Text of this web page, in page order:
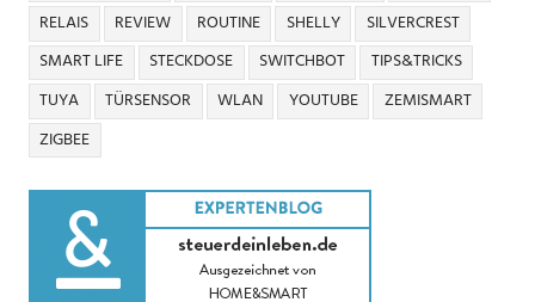
RELAIS
REVIEW ROUTINE SHELLY
SILVERCREST
SMART LIFE
STECKDOSE SWITCHBOT
TIPS&TRICKS
TUYA
TÜRSENSOR WLAN YOUTUBE
ZEMISMART
ZIGBEE